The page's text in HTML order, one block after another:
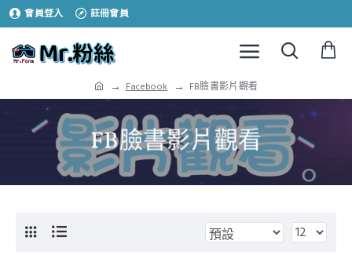
會員登入 註冊會員
Facebook FB臉書影片觀看
FB臉書影片觀看